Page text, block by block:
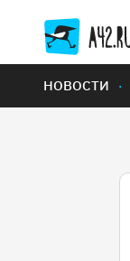
НОВОСТИ